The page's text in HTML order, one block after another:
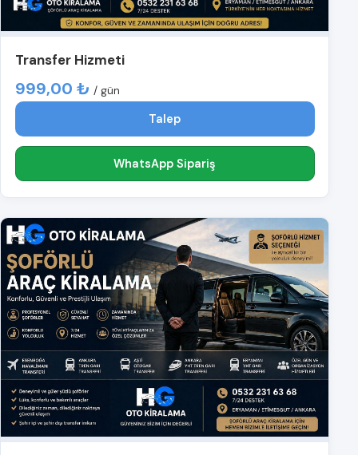
Transfer Hizmeti
999,00 ₺ / gün
Talep
WhatsApp Sipariş